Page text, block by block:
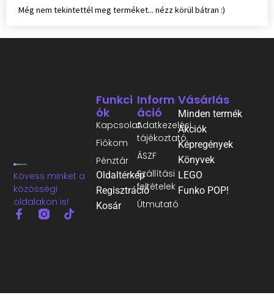
Még nem tekintettél meg terméket... nézz körül bátran :)
Kövess minket a
közösségi
oldalakon is!
Inform
Áció
Adatkezelési
tájékoztató
ÁSZF
Szállítási
feltételek
Útmutató
Funkci
Ók
Kapcsolat
Fiókom
Pénztár
Oldaltérkép
Regisztráció
Kosár
Vásárlás
Minden termék
Akciók
Képregények
Könyvek
LEGO
Funko POP!